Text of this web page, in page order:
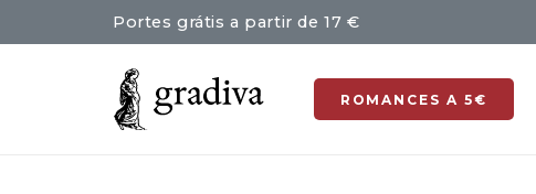
Portes grátis a partir de 17 €
ROMANCES A 5€